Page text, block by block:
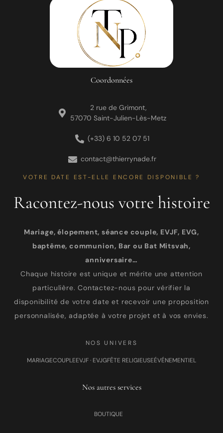
Coordonnées
2 rue de Grimont,
57070 Saint-Julien-Lès-Metz
(+33) 6 10 52 07 51
contact@thierrynade.fr
VOTRE DATE EST-ELLE ENCORE DISPONIBLE ?
Racontez-nous votre histoire
Mariage, élopement, séance couple, EVJF, EVG,
baptême, communion, Bar ou Bat Mitsvah,
anniversaire…
Chaque histoire est unique et mérite une attention
particulière. Contactez-nous pour vérifier la
disponibilité de votre date et recevoir une proposition
personnalisée, adaptée à votre projet et à vos envies.
NOS UNIVERS
MARIAGECOUPLEEVJF · EVJGFÊTE RELIGIEUSEÉVÉNEMENTIEL
Nos autres services
BOUTIQUE